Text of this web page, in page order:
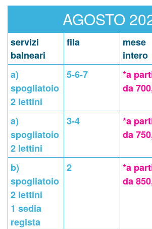
AGOSTO
servizi
balneari
fila
mese
intero
a)
spogliatoio
2 lettini
5-6-7
*a
da
a)
spogliatoio
2 lettini
3-4
*a
da
b)
spogliatoio
2 lettini
1 sedia
regista
2
*a
da